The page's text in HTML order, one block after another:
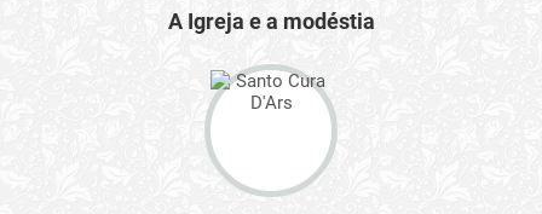
A Igreja e a modéstia